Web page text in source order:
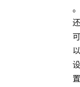
。
还
可
以
设
置